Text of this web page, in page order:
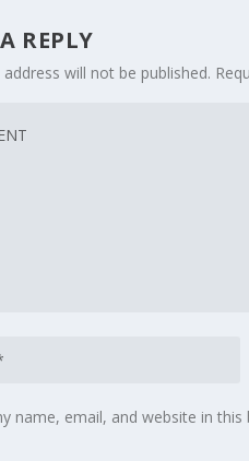
REPLY
will not be published.
name, email, and website in